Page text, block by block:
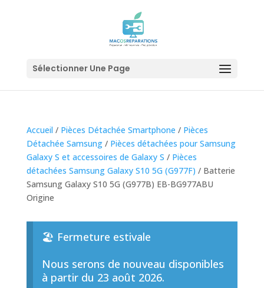
Sélectionner Une Page
Accueil / Pièces Détachée Smartphone / Pièces
Détachée Samsung/ Pièces détachées pour Samsung
Galaxy S et accessoires de Galaxy S / Pièces
détachées Samsung Galaxy S10 5G (G977F) / Batterie
Samsung Galaxy S10 5G (G977B) EB-BG977ABU
Origine
🏖️ Fermeture estivale
Nous serons de nouveau disponibles
à partir du 23 août 2026.